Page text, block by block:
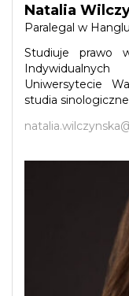
Natalia
Paralegal w
Studiuje prawo
Uniwersytecie
studia